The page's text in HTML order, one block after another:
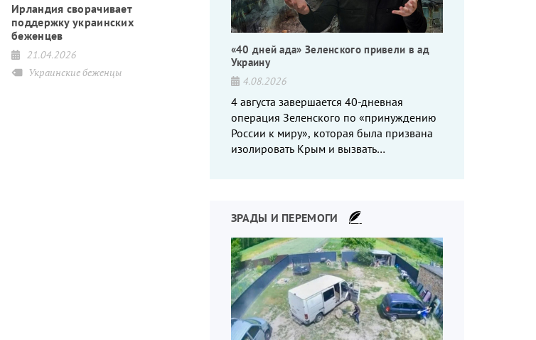
Ирландия сворачивает
поддержку украинских
беженцев
21.04.2026
Украинские беженцы
«40 дней ада» Зеленского привели в ад
Украину
4.08.2026
4 августа завершается 40-дневная
операция Зеленского по «принуждению
России к миру», которая была призвана
изолировать Крым и вызвать
ЗРАДЫ И ПЕРЕМОГИ